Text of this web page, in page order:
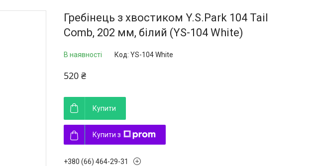
Гребінець з хвостиком Y.S.Park 104 Tail
Comb, 202 мм, білий (YS-104 White)
В наявності Код: YS-104 White
520 ₴
Купити
Купити з
+380 (66) 464-29-31